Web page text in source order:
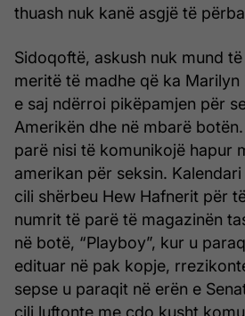
thuash nuk kanë asgjë të
Sidoqoftë, askush nuk mund
meritë të madhe që ka
e saj ndërroi pikëpamjen për
Amerikën dhe në mbarë
parë nisi të komunikojë hapur
amerikan për seksin.
cili shërbeu Hew Hafnerit për
numrit të parë të magazinën
në botë, “Playboy”, kur u
edituar në pak kopje,
sepse u paraqit në erën e
cili luftonte me çdo kusht